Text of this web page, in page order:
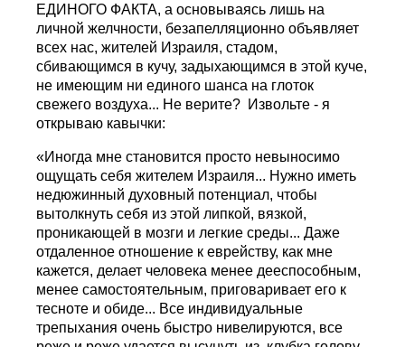
ЕДИНОГО ФАКТА, а основываясь лишь на
личной желчности, безапелляционно объявляет
всех нас, жителей Израиля, стадом,
сбивающимся в кучу, задыхающимся в этой куче,
не имеющим ни единого шанса на глоток
свежего воздуха... Не верите? Извольте - я
открываю кавычки:
«Иногда мне становится просто невыносимо
ощущать себя жителем Израиля... Нужно иметь
недюжинный духовный потенциал, чтобы
вытолкнуть себя из этой липкой, вязкой,
проникающей в мозги и легкие среды... Даже
отдаленное отношение к еврейству, как мне
кажется, делает человека менее дееспособным,
менее самостоятельным, приговаривает его к
тесноте и обиде... Все индивидуальные
трепыхания очень быстро нивелируются, все